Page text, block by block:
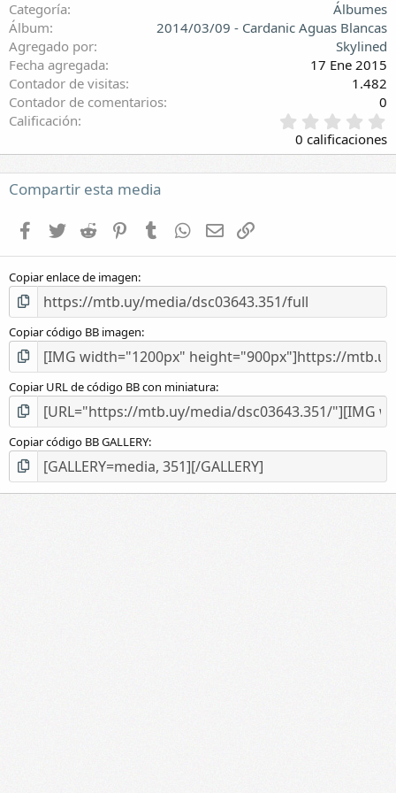
Categoría
Álbumes
Álbum
2014/03/09 - Cardanic Aguas Blancas
Agregado por
Skylined
Fecha agregada
17 Ene 2015
Contador de visitas
1.482
Contador de comentarios
0
Calificación
,
0
0
l
(
)
0 calificaciones
Compartir esta media
Facebook
Twitter Reddit PinterestTumblr WhatsApp
E-mail
Copiar enlace de imagen
Copiar código BB imagen
Copiar URL de código BB con miniatura
Copiar código BB GALLERY